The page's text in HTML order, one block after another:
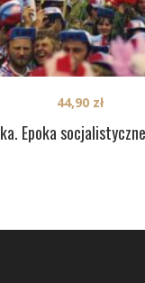
Epoka
44,90 zł